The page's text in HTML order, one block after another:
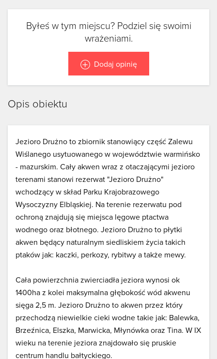
Byłeś w tym miejscu? Podziel się swoimi
wrażeniami.
Dodaj opinię
Opis obiektu
Jezioro Drużno to zbiornik stanowiący część Zalewu
Wiślanego usytuowanego w województwie warmińsko
- mazurskim. Cały akwen wraz z otaczającymi jezioro
terenami stanowi rezerwat "Jezioro Drużno"
wchodzący w skład Parku Krajobrazowego
Wysoczyzny Elbląskiej. Na terenie rezerwatu pod
ochroną znajdują się miejsca lęgowe ptactwa
wodnego oraz błotnego. Jezioro Drużno to płytki
akwen będący naturalnym siedliskiem życia takich
ptaków jak: kaczki, perkozy, rybitwy a także mewy.
Cała powierzchnia zwierciadła jeziora wynosi ok
1400ha z kolei maksymalna głębokość wód akwenu
sięga 2,5 m. Jezioro Drużno to akwen przez który
przechodzą niewielkie cieki wodne takie jak: Balewka,
Brzeźnica, Elszka, Marwicka, Młynówka oraz Tina. W IX
wieku na terenie jeziora znajdowało się pruskie
centrum handlu bałtyckiego.